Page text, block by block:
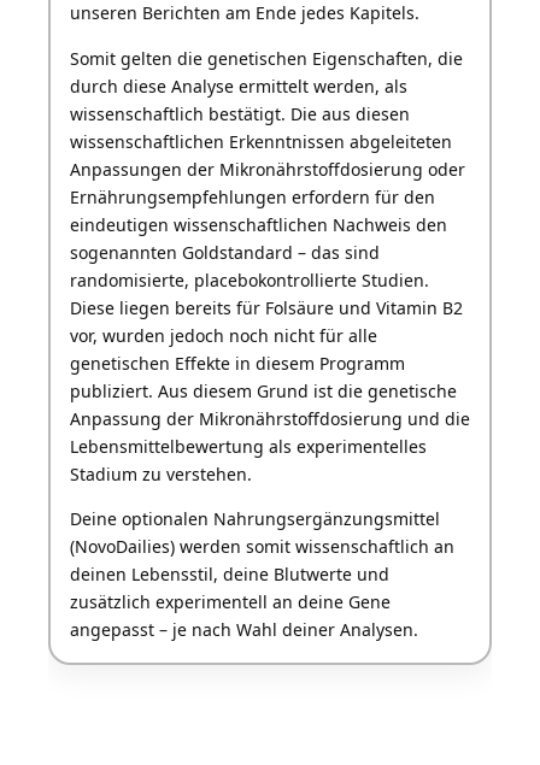
unseren Berichten am Ende jedes Kapitels.
Somit gelten die genetischen Eigenschaften, die
durch diese Analyse ermittelt werden, als
wissenschaftlich bestätigt. Die aus diesen
wissenschaftlichen Erkenntnissen abgeleiteten
Anpassungen der Mikronährstoffdosierung oder
Ernährungsempfehlungen erfordern für den
eindeutigen wissenschaftlichen Nachweis den
sogenannten Goldstandard – das sind
randomisierte, placebokontrollierte Studien.
Diese liegen bereits für Folsäureund Vitamin B2
vor, wurden jedoch noch nicht für alle
genetischen Effekte in diesem Programm
publiziert. Aus diesem Grund ist die genetische
Anpassung der Mikronährstoffdosierung und die
Lebensmittelbewertung als experimentelles
Stadium zu verstehen.
Deine optionalen Nahrungsergänzungsmittel
(NovoDailies) werden somit wissenschaftlich an
deinen Lebensstil, deine Blutwerte und
zusätzlich experimentell an deine Gene
angepasst – je nach Wahl deiner Analysen.